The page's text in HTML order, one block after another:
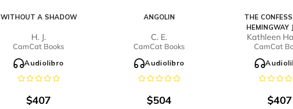
WITHOUT A SHADOW
H. J.
CamCat Books
Audiolibro
$407
ANGOLIN
C. E.
CamCat Books
Audiolibro
$504
THE
HEMINGWAY
Kathleen
CamCat
$407